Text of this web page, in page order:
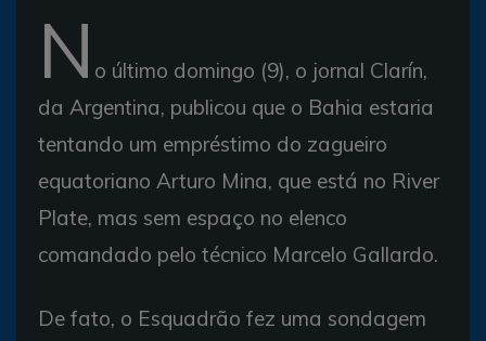
N o último domingo (9), o jornal Clarín,
da Argentina, publicou que o Bahia estaria
tentando um empréstimo do zagueiro
equatoriano Arturo Mina, que está no River
Plate, mas sem espaço no elenco
comandado pelo técnico Marcelo Gallardo.
De fato, o Esquadrão fez uma sondagem